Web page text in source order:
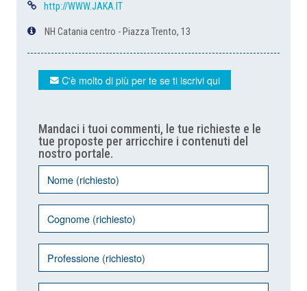
http://WWW.JAKA.IT
NH Catania centro - Piazza Trento, 13
C'è molto di più per te se ti iscrivi qui
Mandaci i tuoi commenti, le tue richieste e le
tue proposte per arricchire i contenuti del
nostro portale.